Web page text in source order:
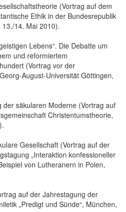
(Vortrag auf dem
Ethik in der Bundesrepublik
13./14. Mai 2010).
Lebens“. Die Debatte um
und reformiertem
(Vortrag vor der
August-Universität Göttingen,
der säkularen Moderne (Vortrag auf
Christentumstheorie,
Gesellschaft (Vortrag auf der
„Interaktion konfessioneller
von Lutheranern in Polen,
auf der Jahrestagung der
„Predigt und Sünde“, München,